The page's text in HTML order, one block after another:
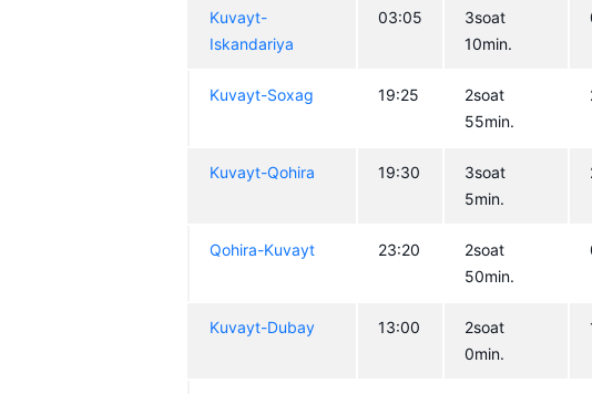
Kuvayt-
Iskandariya
03:05
3soat
10min.
Kuvayt-Soxag 19:25
2soat
55min.
Kuvayt-Qohira 19:30
3soat
5min.
Qohira-Kuvayt 23:20
2soat
50min.
Kuvayt-Dubay 13:00
2soat
0min.